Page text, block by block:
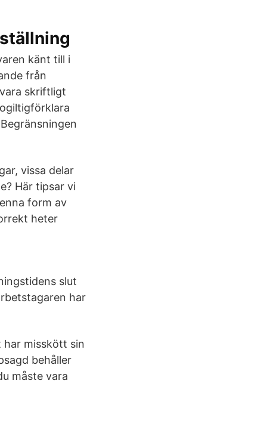
känt till i
från
skriftligt
vissa delar
Här tipsar vi
form av
heter
slut
har
har misskött sin
behåller
måste vara